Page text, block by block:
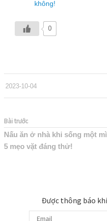
không!
0
2023-10-04
Bài trước
Nấu ăn ở nhà khi sống một
5 mẹo vặt đáng thử!
Được thông báo